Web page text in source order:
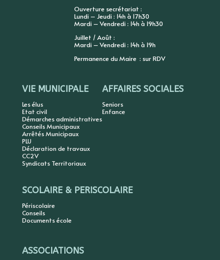
Ouverture secrétariat :
Lundi – Jeudi : 14h à 17h30
Mardi – Vendredi : 14h à 19h30
Juillet / Août :
Mardi – Vendredi : 14h à 19h
Permanence du Maire : sur RDV
VIE MUNICIPALE
Les élus
Etat civil
Démarches administratives
Conseils Municipaux
Arrêtés Municipaux
PLU
Déclaration de travaux
CC2V
Syndicats Territoriaux
AFFAIRES SOCIALES
Seniors
Enfance
SCOLAIRE & PERISCOLAIRE
Périscolaire
Conseils
Documents école
ASSOCIATIONS